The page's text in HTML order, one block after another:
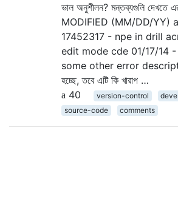
ভাল অনুশীলন? মন্তব্যগুলি দেখতে
MODIFIED (MM/DD/YY)
17452317 - npe in drill
edit mode cde 01/17/14
some other error
হচ্ছে, তবে এটি কি খারাপ …
40
version-control
source-code
comments